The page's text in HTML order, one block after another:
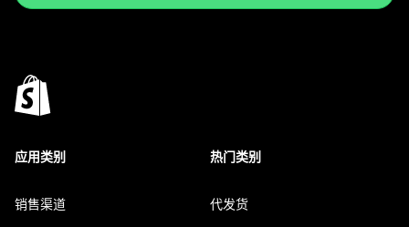
应用类别
销售渠道
热门类别
代发货